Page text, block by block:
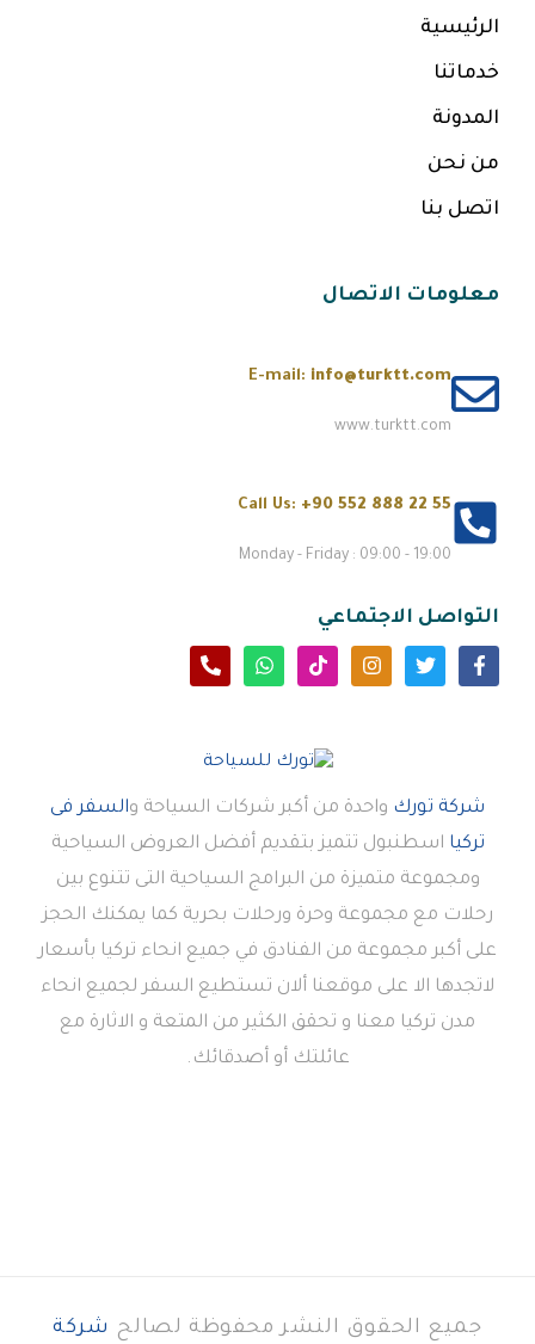
الرئيسية
خدماتنا
المدونة
من نحن
اتصل بنا
معلومات الاتصال
E-mail: info@turktt.com
www.turktt.com
Call Us: +90 552 888 22 55
Monday - Friday : 09:00 - 19:00
التواصل الاجتماعي
شركة تورك واحدة من أكبر شركات السياحة والسفر فى
تركيا اسطنبول تتميز بتقديم أفضل العروض السياحية
ومجموعة متميزة من البرامج السياحية التى تتنوع بين
رحلات مع مجموعة وحرة ورحلات بحرية كما يمكنك الحجز
على أكبر مجموعة من الفنادق في جميع انحاء تركيا بأسعار
لاتجدها الا على موقعنا ألان تستطيع السفر لجميع انحاء
مدن تركيا معنا و تحقق الكثير من المتعة و الاثارة مع
عائلتك أو أصدقائك.
جميع الحقوق النشر محفوظة لصالح شركة